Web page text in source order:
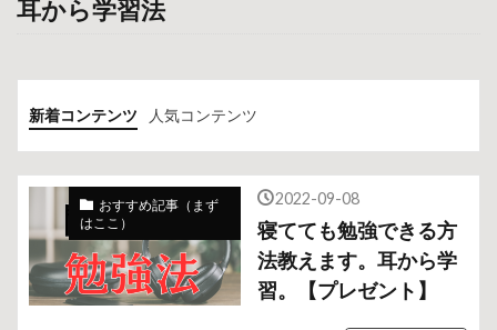
耳から学習法
新着コンテンツ 人気コンテンツ
おすすめ記事（まず
はここ）
2022-09-08
寝てても勉強できる方
法教えます。耳から学
習。【プレゼント】